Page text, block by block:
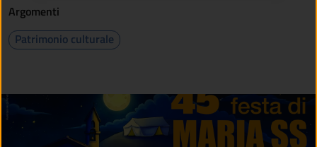
Argomenti
Patrimonio culturale